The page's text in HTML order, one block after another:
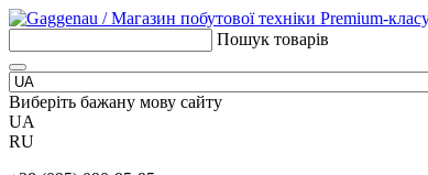
Пошук товарів
Виберіть бажану мову сайту
UA
RU